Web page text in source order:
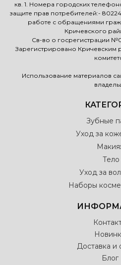
кв. 1. Номера городских
защите прав потребителей:-
работе с обращениями
Кричевского
Св-во о госрегистрации
Зарегистрировано Кричевским
Использование материалов
Зубные
Уход за
Тело
Уход за
Наборы
Доставка и
Блог